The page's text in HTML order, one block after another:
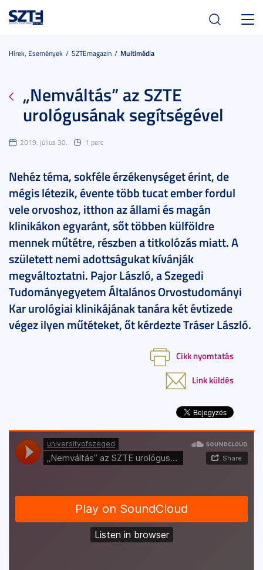
Hírek, Események SZTEmagazin Multimédia
„Nemváltás” az SZTE
urológusának segítségével
2019. július 30. 1 perc
Nehéz téma, sokféle érzékenységet érint, de
mégis létezik, évente több tucat ember fordul
vele orvoshoz, itthon az állami és magán
klinikákon egyaránt, sőt többen külföldre
mennek műtétre, részben a titkolózás miatt. A
született nemi adottságukat kívánják
megváltoztatni. Pajor László, a Szegedi
Tudományegyetem Általános Orvostudományi
Kar urológiai klinikájának tanára két évtizede
végez ilyen műtéteket, őt kérdezte Tráser László.
Cikk nyomtatás
Link küldés